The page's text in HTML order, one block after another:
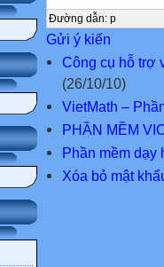
Đường dẫn: p
Gửi ý kiến
Công cụ hỗ trợ
(26/10/10)
VietMath –
PHẦN MỀM
Phần mềm dạy
Xóa bỏ mật